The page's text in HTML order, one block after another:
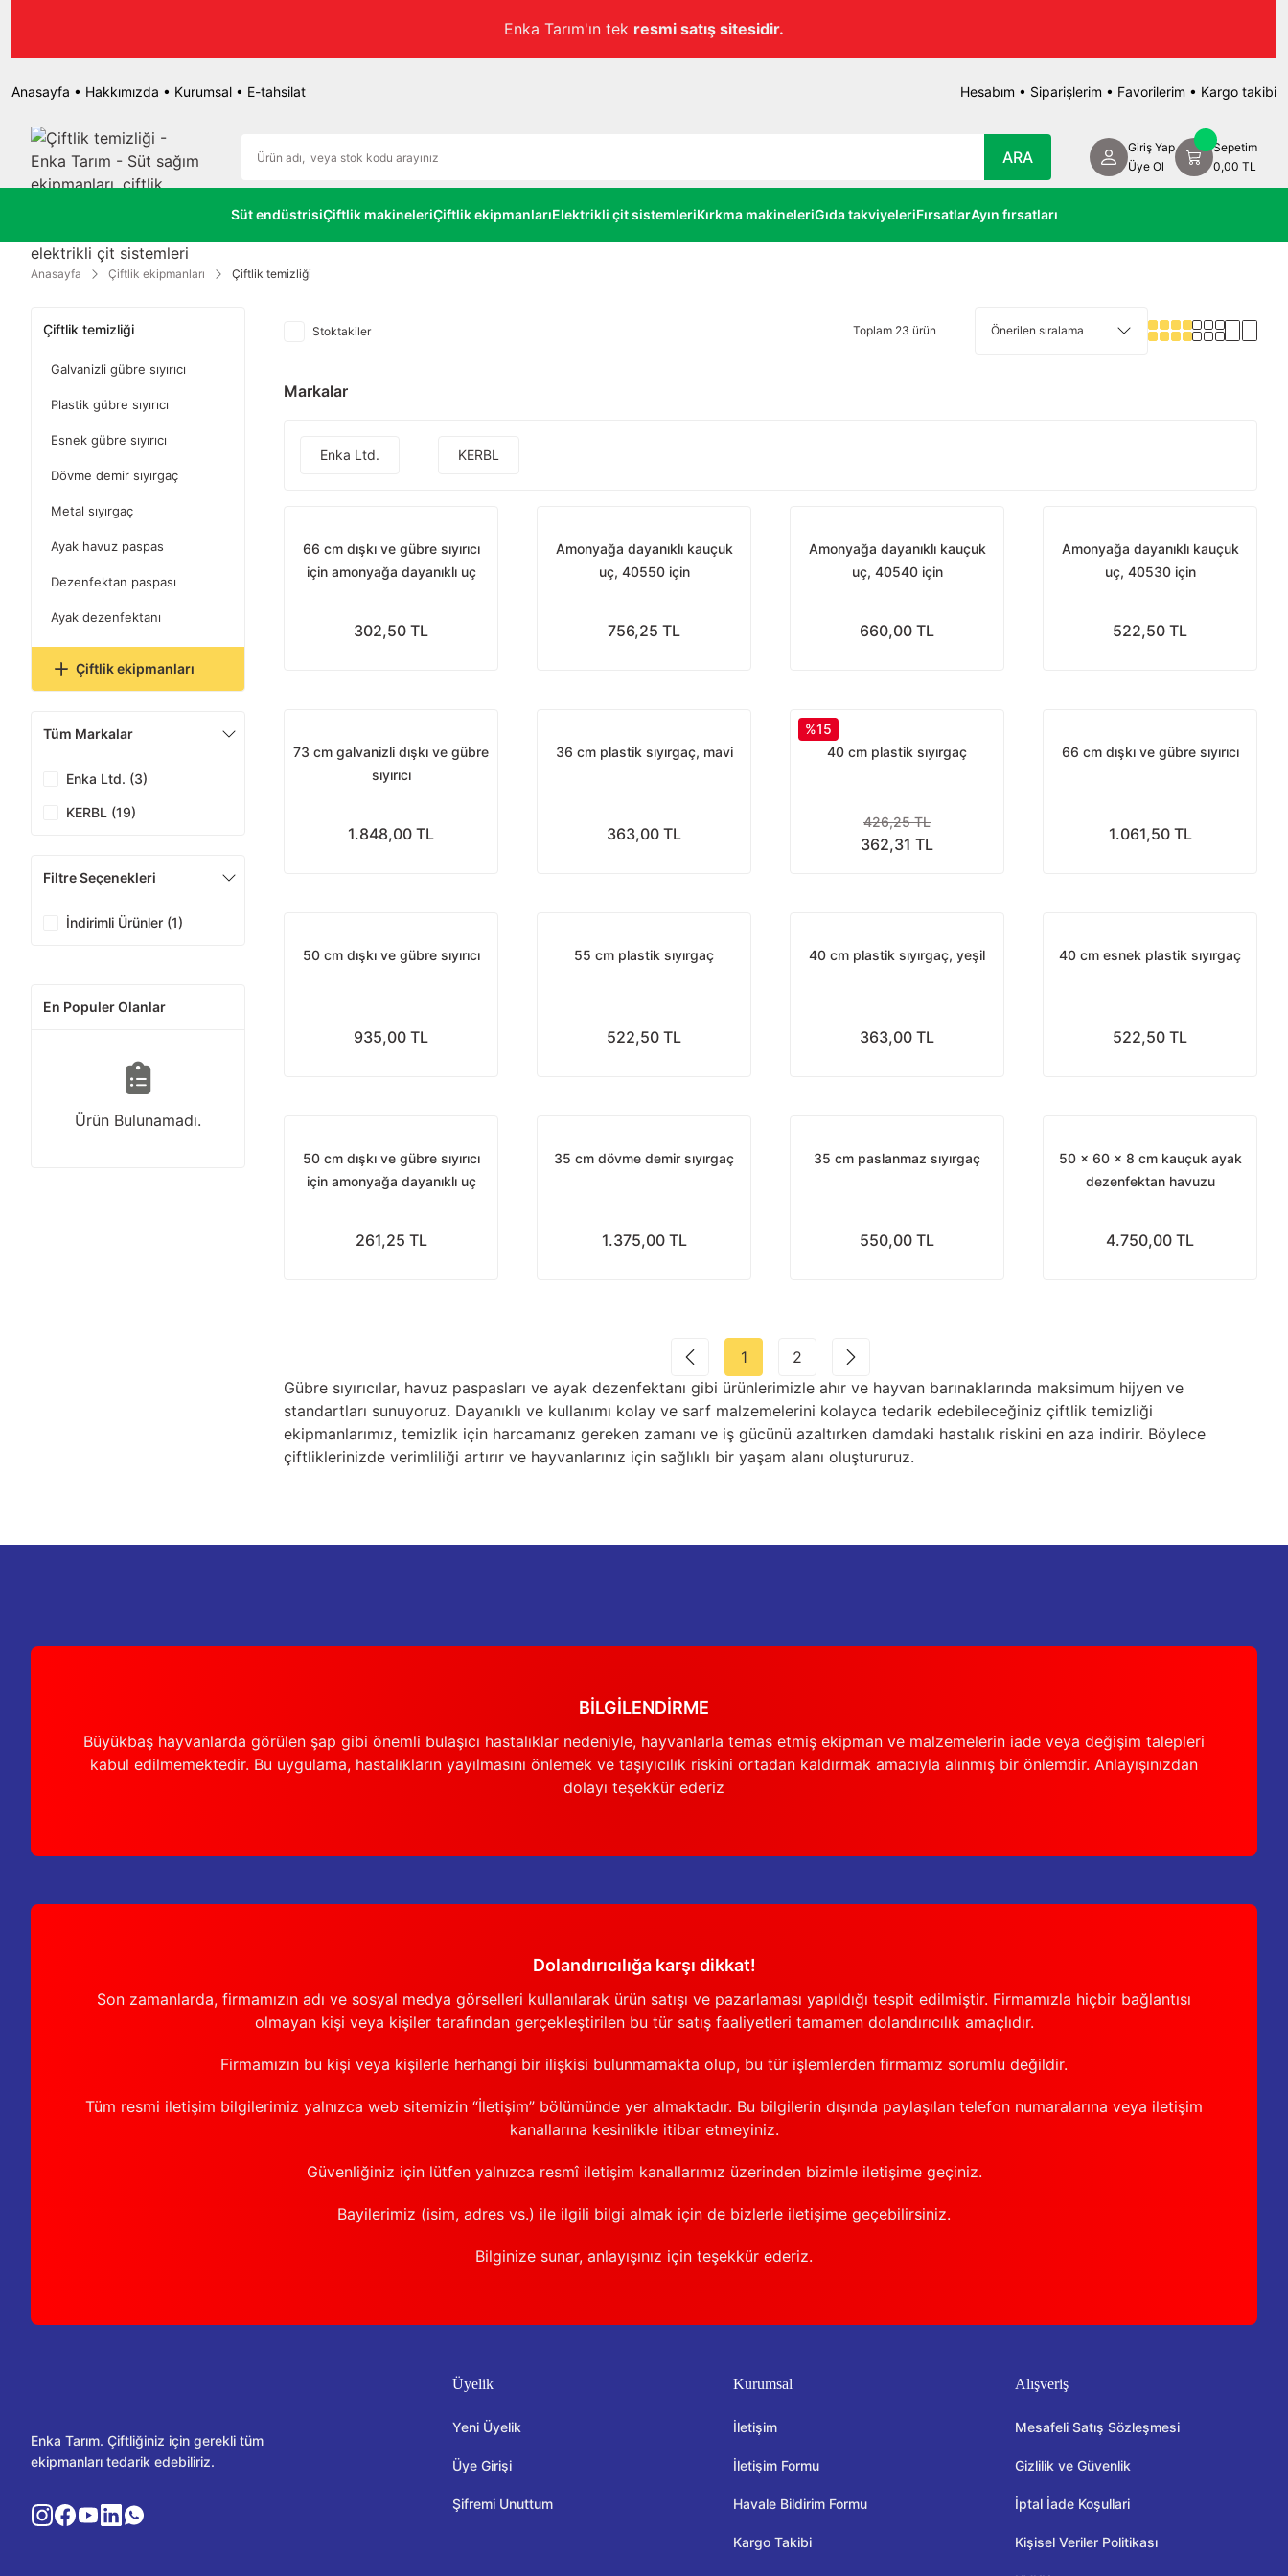
Enka Tarım'ın tekresmi satış sitesidir.
Anasayfa • Hakkımızda • Kurumsal • E-tahsilat Hesabım • Siparişlerim • Favorilerim • Kargo takibi
ARA
Giriş Yap
Üye Ol
Sepetim
0,00 TL
Süt endüstrisiÇiftlik makineleriÇiftlik ekipmanlarıElektrikli çit sistemleriKırkma makineleriGıda takviyeleriFırsatlarAyın fırsatları
Anasayfa Çiftlik ekipmanları Çiftlik temizliği
Çiftlik temizliği
Galvanizli gübre sıyırıcı
Plastik gübre sıyırıcı
Esnek gübre sıyırıcı
Dövme demir sıyırgaç
Metal sıyırgaç
Ayak havuz paspas
Dezenfektan paspası
Ayak dezenfektanı
Çiftlik ekipmanları
Tüm Markalar
Enka Ltd. (3)
KERBL (19)
Filtre Seçenekleri
İndirimli Ürünler (1)
En Populer Olanlar
Ürün Bulunamadı.
Stoktakiler Toplam 23 ürün
Markalar
Enka Ltd. KERBL
66 cm dışkı ve gübre sıyırıcı
için amonyağa dayanıklı uç
302,50 TL
Amonyağa dayanıklı kauçuk
uç, 40550 için
756,25 TL
Amonyağa dayanıklı kauçuk
uç, 40540 için
660,00 TL
Amonyağa dayanıklı kauçuk
uç, 40530 için
522,50 TL
73 cm galvanizli dışkı ve gübre
sıyırıcı
1.848,00 TL
36 cm plastik sıyırgaç, mavi
363,00 TL
%15
40 cm plastik sıyırgaç
426,25 TL
362,31 TL
66 cm dışkı ve gübre sıyırıcı
1.061,50 TL
50 cm dışkı ve gübre sıyırıcı
935,00 TL
55 cm plastik sıyırgaç
522,50 TL
40 cm plastik sıyırgaç, yeşil
363,00 TL
40 cm esnek plastik sıyırgaç
522,50 TL
50 cm dışkı ve gübre sıyırıcı
için amonyağa dayanıklı uç
261,25 TL
35 cm dövme demir sıyırgaç
1.375,00 TL
35 cm paslanmaz sıyırgaç
550,00 TL
50 x 60 x 8 cm kauçuk ayak
dezenfektan havuzu
4.750,00 TL
1
2
Gübre sıyırıcılar, havuz paspasları ve ayak dezenfektanı gibi ürünlerimizle ahır ve hayvan barınaklarında maksimum hijyen ve
standartları sunuyoruz. Dayanıklı ve kullanımı kolay ve sarf malzemelerini kolayca tedarik edebileceğiniz çiftlik temizliği
ekipmanlarımız, temizlik için harcamanız gereken zamanı ve iş gücünü azaltırken damdaki hastalık riskini en aza indirir. Böylece
çiftliklerinizde verimliliği artırır ve hayvanlarınız için sağlıklı bir yaşam alanı oluştururuz.
BİLGİLENDİRME
Büyükbaş hayvanlarda görülen şap gibi önemli bulaşıcı hastalıklar nedeniyle, hayvanlarla temas etmiş ekipman ve malzemelerin iade veya değişim talepleri
kabul edilmemektedir. Bu uygulama, hastalıkların yayılmasını önlemek ve taşıyıcılık riskini ortadan kaldırmak amacıyla alınmış bir önlemdir. Anlayışınızdan
dolayı teşekkür ederiz
Dolandırıcılığa karşı dikkat!
Son zamanlarda, firmamızın adı ve sosyal medya görselleri kullanılarak ürün satışı ve pazarlaması yapıldığı tespit edilmiştir. Firmamızla hiçbir bağlantısı
olmayan kişi veya kişiler tarafından gerçekleştirilen bu tür satış faaliyetleri tamamen dolandırıcılık amaçlıdır.
Firmamızın bu kişi veya kişilerle herhangi bir ilişkisi bulunmamakta olup, bu tür işlemlerden firmamız sorumlu değildir.
Tüm resmi iletişim bilgilerimiz yalnızca web sitemizin “İletişim” bölümünde yer almaktadır. Bu bilgilerin dışında paylaşılan telefon numaralarına veya iletişim
kanallarına kesinlikle itibar etmeyiniz.
Güvenliğiniz için lütfen yalnızca resmî iletişim kanallarımız üzerinden bizimle iletişime geçiniz.
Bayilerimiz (isim, adres vs.) ile ilgili bilgi almak için de bizlerle iletişime geçebilirsiniz.
Bilginize sunar, anlayışınız için teşekkür ederiz.
Enka Tarım. Çiftliğiniz için gerekli tüm
ekipmanları tedarik edebiliriz.
Üyelik
Yeni Üyelik
Üye Girişi
Şifremi Unuttum
Kurumsal
İletişim
İletişim Formu
Havale Bildirim Formu
Kargo Takibi
Alışveriş
Mesafeli Satış Sözleşmesi
Gizlilik ve Güvenlik
İptal İade Koşullari
Kişisel Veriler Politikası